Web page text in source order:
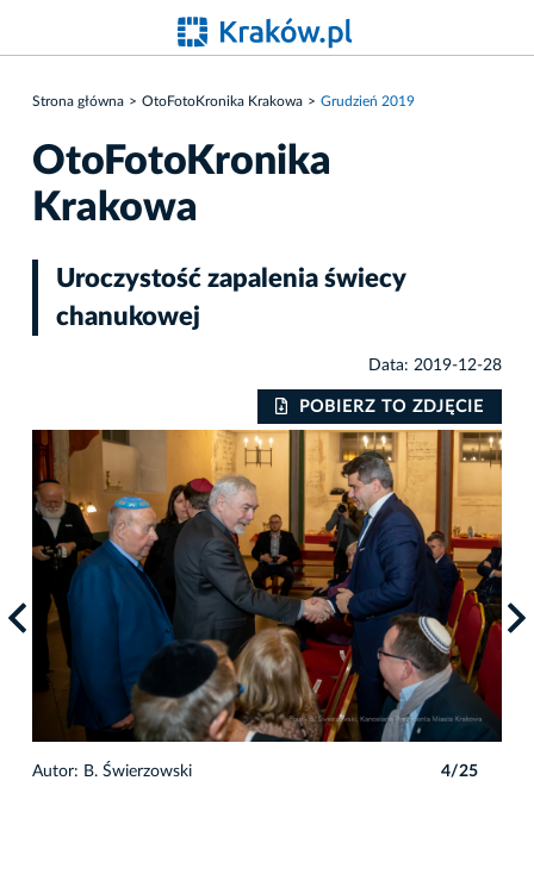
Strona główna OtoFotoKronika Krakowa Grudzień 2019
OtoFotoKronika
Krakowa
Uroczystość zapalenia świecy
chanukowej
Data: 2019-12-28
POBIERZ TO ZDJĘCIE
Autor: B. Świerzowski 4/25